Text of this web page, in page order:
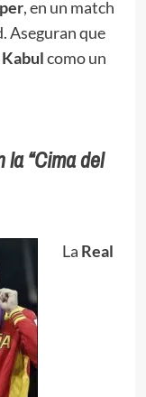
, en un match
Aseguran que
Kabulcomo un
“Cima del
La Real